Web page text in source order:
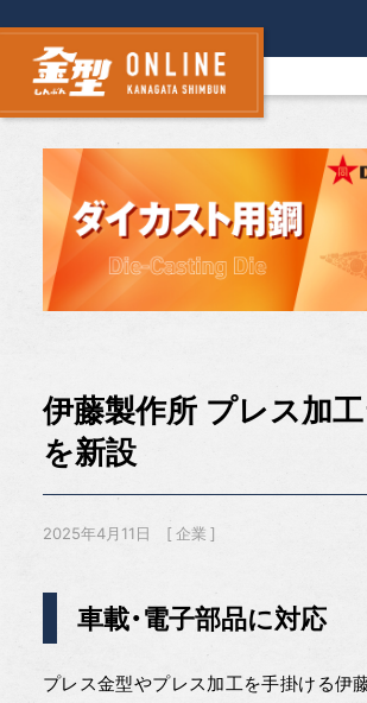
伊藤製作所 プレス加
を新設
2025年4月11日 企業
車載・電子部品に対応
プレス金型やプレス加工を手掛ける伊